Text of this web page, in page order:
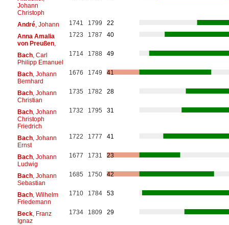
Johann
Christoph
André, Johann 1741 1799
22
Anna Amalia
von Preußen,
1723 1787 40
Bach, Carl
Philipp Emanuel
1714 1788 49
Bach, Johann
Bernhard
1676 1749 41
Bach, Johann
Christian
1735 1782 28
Bach, Johann
Christoph
Friedrich
1732 1795 31
Bach, Johann
Ernst
1722 1777 41
Bach, Johann
Ludwig
1677 1731 23
Bach, Johann
Sebastian
1685 1750 42
Bach, Wilhelm
Friedemann
1710 1784 53
Beck, Franz
Ignaz
1734 1809 29